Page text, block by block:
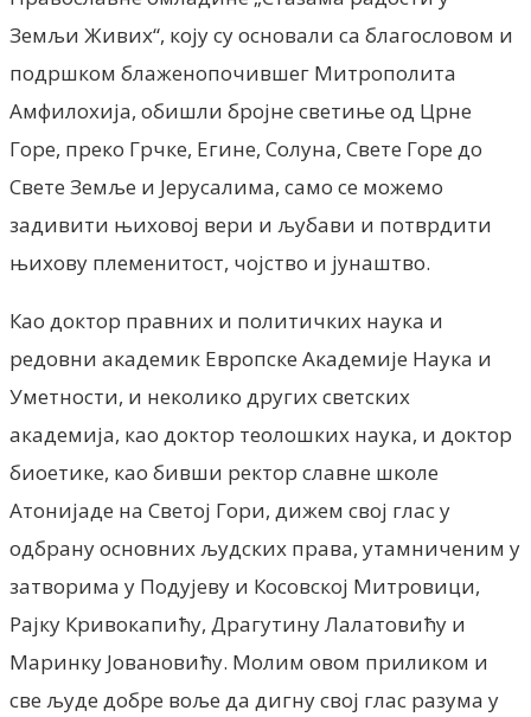
Земљи Живих“, коју су основали са благословом и
подршком блаженопочившег Митрополита
Амфилохија, обишли бројне светиње од Црне
Горе, преко Грчке, Егине, Солуна, Свете Горе до
Свете Земље и Јерусалима, само се можемо
задивити њиховој вери и љубави и потврдити
њихову племенитост, чојство и јунаштво.
Као доктор правних и политичких наука и
редовни академик Европске Академије Наука и
Уметности, и неколико других светских
академија, као доктор теолошких наука, и доктор
биоетике, као бивши ректор славне школе
Атонијаде на Светој Гори, дижем свој глас у
одбрану основних људских права, утамниченим у
затворима у Подујеву и Косовској Митровици,
Рајку Кривокапићу, Драгутину Лалатовићу и
Маринку Јовановићу. Молим овом приликом и
све људе добре воље да дигну свој глас разума у